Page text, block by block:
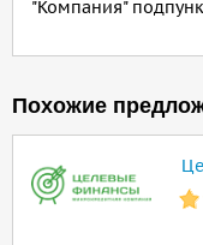
"Компания"
Похожие